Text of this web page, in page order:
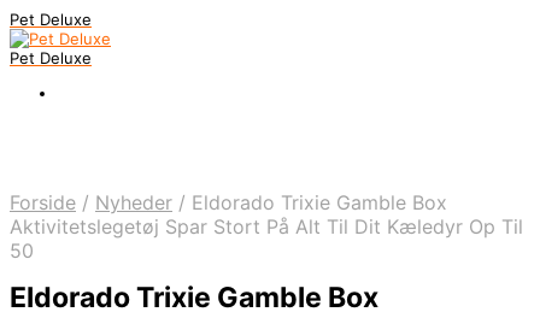
Pet Deluxe
Pet Deluxe
Forside / Nyheder / Eldorado Trixie Gamble Box
Aktivitetslegetøj Spar Stort På Alt Til Dit Kæledyr Op Til
50
Eldorado Trixie Gamble Box